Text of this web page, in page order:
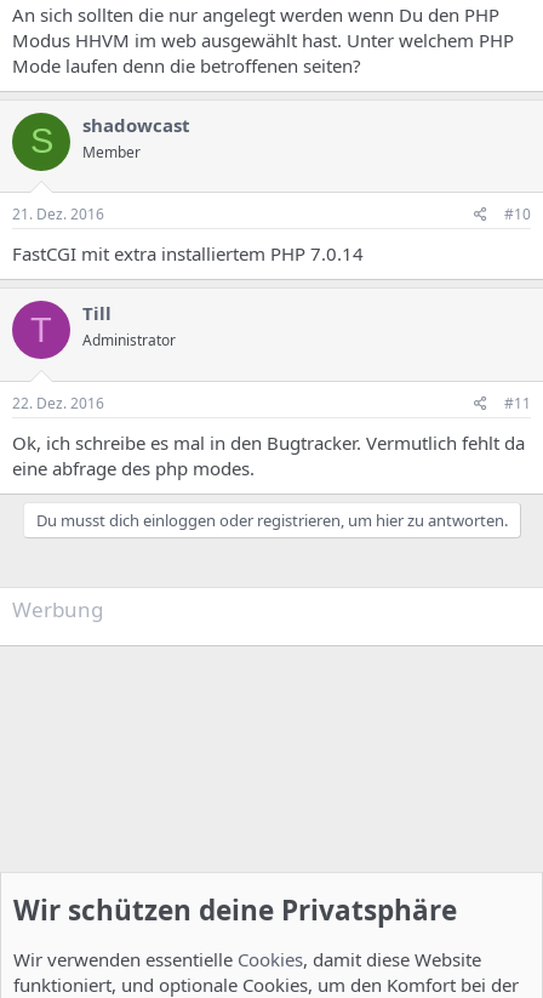
An sich sollten die nur angelegt werden wenn Du den PHP
Modus HHVM im web ausgewählt hast. Unter welchem PHP
Mode laufen denn die betroffenen seiten?
S shadowcast
Member
21. Dez. 2016 #10
FastCGI mit extra installiertem PHP 7.0.14
T Till
Administrator
22. Dez. 2016 #11
Ok, ich schreibe es mal in den Bugtracker. Vermutlich fehlt da
eine abfrage des php modes.
Du musst dich einloggen oder registrieren, um hier zu antworten.
Werbung
Wir schützen deine Privatsphäre
Wir verwenden essentielle Cookies, damit diese Website
funktioniert, und optionale Cookies, um den Komfort bei der